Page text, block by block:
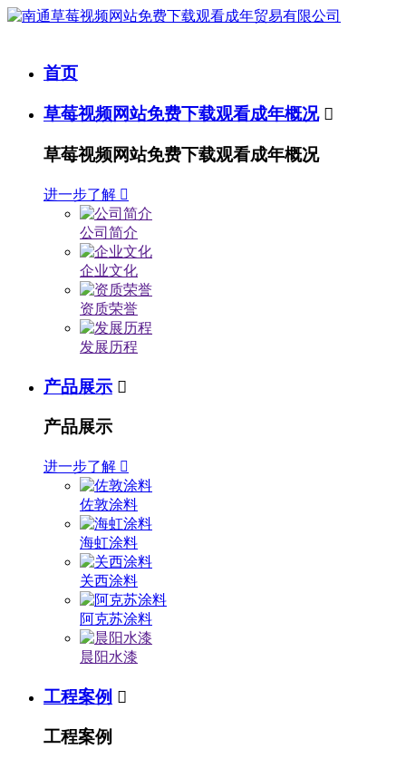
首页
草莓视频网站免费下载观看成年概况 
草莓视频网站免费下载观看成年概况
进一步了解 
公司简介
企业文化
资质荣誉
发展历程
产品展示 
产品展示
进一步了解 
佐敦涂料
海虹涂料
关西涂料
阿克苏涂料
晨阳水漆
工程案例 
工程案例